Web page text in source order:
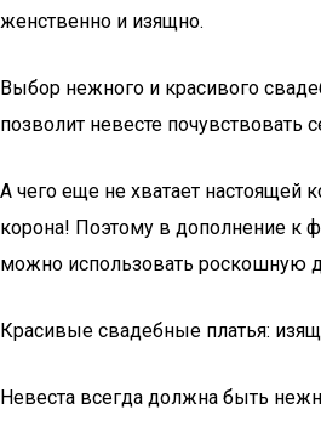
женственно и изящно.
Выбор нежного и красивого
позволит невесте почувствовать
А чего еще не хватает настоящей
корона! Поэтому в дополнение к
можно использовать роскошную
Красивые свадебные платья:
Невеста всегда должна быть